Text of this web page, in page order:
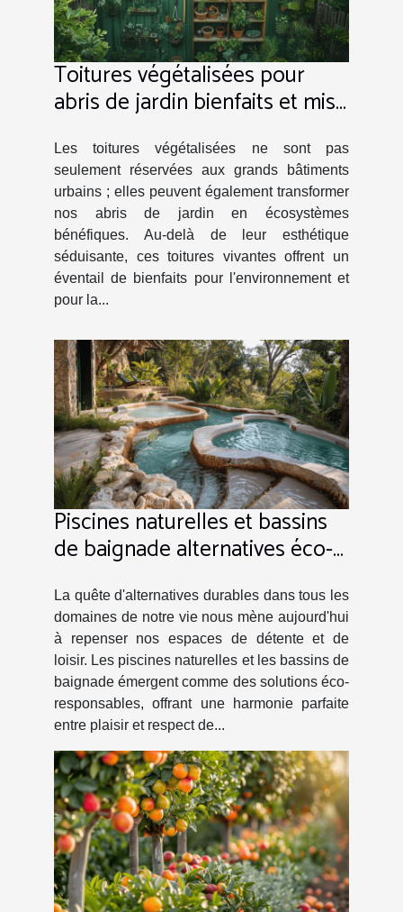
Toitures végétalisées pour
abris de jardin bienfaits et mise
Les toitures végétalisées ne sont pas
seulement réservées aux grands bâtiments
urbains ; elles peuvent également transformer
nos abris de jardin en écosystèmes
bénéfiques. Au-delà de leur esthétique
séduisante, ces toitures vivantes offrent un
éventail de bienfaits pour l'environnement et
pour la...
Piscines naturelles et bassins
de baignade alternatives éco-
traditionnelles
La quête d'alternatives durables dans tous les
domaines de notre vie nous mène aujourd'hui
à repenser nos espaces de détente et de
loisir. Les piscines naturelles et les bassins de
baignade émergent comme des solutions éco-
responsables, offrant une harmonie parfaite
entre plaisir et respect de...